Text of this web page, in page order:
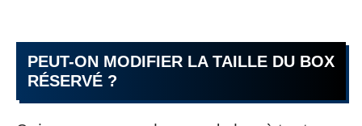
PEUT-ON MODIFIER LA TAILLE DU BOX
RÉSERVÉ ?